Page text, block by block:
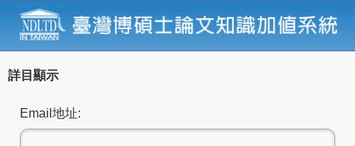
詳目顯示
Email地址: